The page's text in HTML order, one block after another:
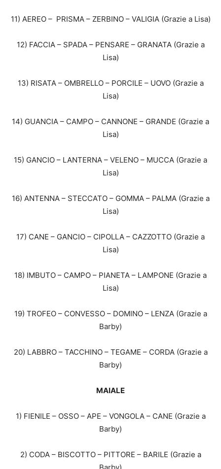
11) AEREO – PRISMA – ZERBINO – VALIGIA (Grazie a Lisa)
12) FACCIA – SPADA – PENSARE – GRANATA (Grazie a
Lisa)
13) RISATA – OMBRELLO – PORCILE – UOVO (Grazie a
Lisa)
14) GUANCIA – CAMPO – CANNONE – GRANDE (Grazie a
Lisa)
15) GANCIO – LANTERNA – VELENO – MUCCA (Grazie a
Lisa)
16) ANTENNA – STECCATO – GOMMA – PALMA (Grazie a
Lisa)
17) CANE – GANCIO – CIPOLLA – CAZZOTTO (Grazie a
Lisa)
18) IMBUTO – CAMPO – PIANETA – LAMPONE (Grazie a
Lisa)
19) TROFEO – CONVESSO – DOMINO – LENZA (Grazie a
Barby)
20) LABBRO – TACCHINO – TEGAME – CORDA (Grazie a
Barby)
MAIALE
1) FIENILE – OSSO – APE – VONGOLA – CANE (Grazie a
Barby)
2) CODA – BISCOTTO – PITTORE – BARILE (Grazie a